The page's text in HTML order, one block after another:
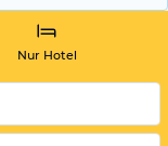
Nur Hotel